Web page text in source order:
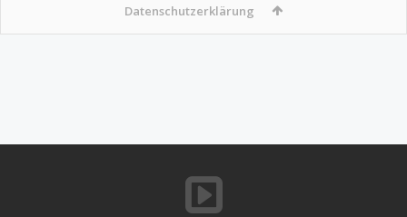
Datenschutzerklärung